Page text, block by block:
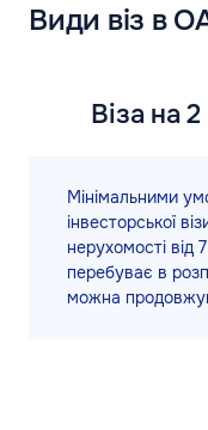
Види віз в
Віза на
Мінімальними
інвесторської
нерухомості від
перебуває в
можна